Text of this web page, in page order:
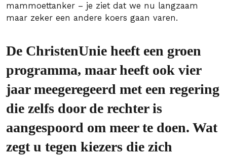
mammoettanker – je ziet dat we nu langzaam
maar zeker een andere koers gaan varen.
De ChristenUnie heeft een groen
programma, maar heeft ook vier
jaar meegeregeerd met een regering
die zelfs door de rechter is
aangespoord om meer te doen. Wat
zegt u tegen kiezers die zich